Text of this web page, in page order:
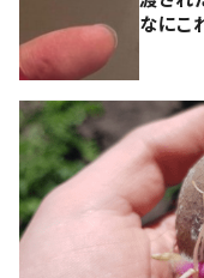
なにこれ